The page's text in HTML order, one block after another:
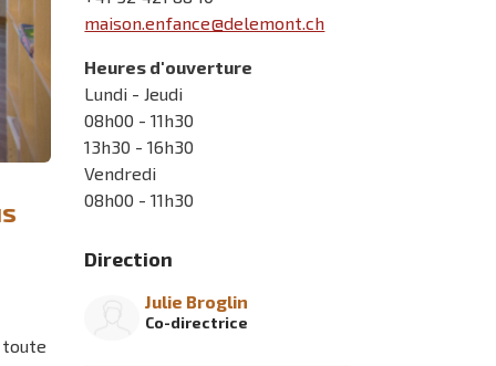
toute
maison.enfance@delemont.ch
Heures d'ouverture
Lundi - Jeudi
08h00 - 11h30
13h30 - 16h30
Vendredi
08h00 - 11h30
Direction
Julie Broglin
Co-directrice